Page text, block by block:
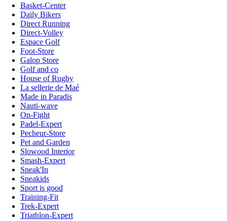
Basket-Center
Daily Bikers
Direct Running
Direct-Volley
Espace Golf
Foot-Store
Galop Store
Golf and co
House of Rugby
La sellerie de Maé
Made in Paradis
Nauti-wave
On-Fight
Padel-Expert
Pecheur-Store
Pet and Garden
Slowood Interior
Smash-Expert
Sneak'In
Sneakids
Sport is good
Training-Fit
Trek-Expert
Triathlon-Expert